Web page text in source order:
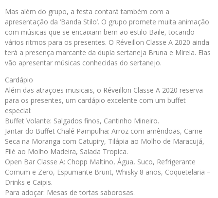
Mas além do grupo, a festa contará também com a
apresentação da ‘Banda Stilo’. O grupo promete muita animação
com músicas que se encaixam bem ao estilo Baile, tocando
vários ritmos para os presentes. O Réveillon Classe A 2020 ainda
terá a presença marcante da dupla sertaneja Bruna e Mirela. Elas
vão apresentar músicas conhecidas do sertanejo.
Cardápio
Além das atrações musicais, o Réveillon Classe A 2020 reserva
para os presentes, um cardápio excelente com um buffet
especial:
Buffet Volante: Salgados finos, Cantinho Mineiro.
Jantar do Buffet Chalé Pampulha: Arroz com amêndoas, Carne
Seca na Moranga com Catupiry, Tilápia ao Molho de Maracujá,
Filé ao Molho Madeira, Salada Tropica.
Open Bar Classe A: Chopp Maltino, Água, Suco, Refrigerante
Comum e Zero, Espumante Brunt, Whisky 8 anos, Coquetelaria –
Drinks e Caipis.
Para adoçar: Mesas de tortas saborosas.